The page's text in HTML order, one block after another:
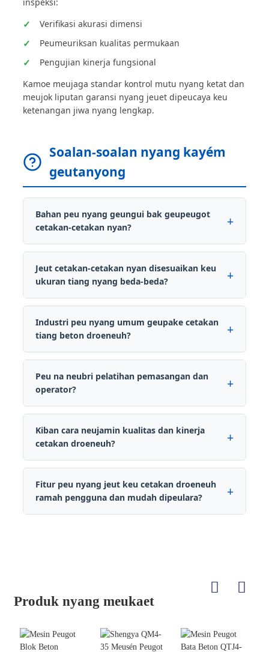
inspeksi:
Verifikasi akurasi dimensi
Peumeuriksan kualitas permukaan
Pengujian kinerja fungsional
Kamoe meujaga standar kontrol mutu nyang ketat dan
meujok liputan garansi nyang jeuet dipeucaya keu
ketenangan jiwa nyang lengkap.
Soalan-soalan nyang kayém
geutanyong
Bahan peu nyang geungui bak geupeugot
cetakan-cetakan nyan?
Jeut cetakan-cetakan nyan disesuaikan keu
ukuran tiang nyang beda-beda?
Industri peu nyang umum geupake cetakan
tiang beton droeneuh?
Peu na neubri pelatihan pemasangan dan
operator?
Kiban cara neujamin kualitas dan kinerja
cetakan droeneuh?
Fitur peu nyang jeut keu cetakan droeneuh
ramah pengguna dan mudah dipeulara?
Produk nyang meukaet